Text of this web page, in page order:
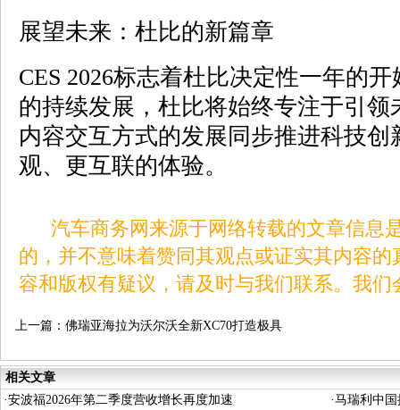
展望未来：杜比的新篇章
CES 2026标志着杜比决定性一年的
的持续发展，杜比将始终专注于引
内容交互方式的发展同步推进科技
观、更互联的体验。
汽车商务网来源于网络转载的文章信息
的，并不意味着赞同其观点或证实其内容
容和版权有疑议，请及时与我们联系。我
上一篇： 佛瑞亚海拉为沃尔沃全新XC70打造极具
相关文章
·安波福2026年第二季度营收增长再度加速 ·马瑞利中